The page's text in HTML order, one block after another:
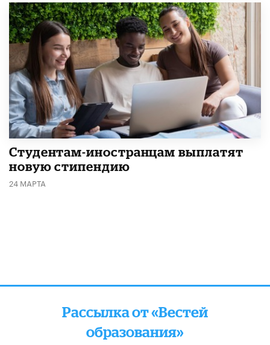
Студентам-иностранцам выплатят
новую стипендию
24 МАРТА
Рассылка от «Вестей
образования»